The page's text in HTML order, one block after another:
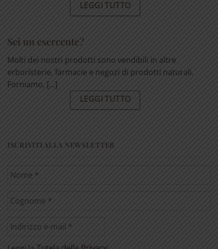
LEGGI TUTTO
Sei un esercente?
Molti dei nostri prodotti sono vendibili in altre
erboristerie, farmacie e negozi di prodotti naturali.
Forniamo, [...]
LEGGI TUTTO
ISCRIVITI ALLA NEWSLETTER